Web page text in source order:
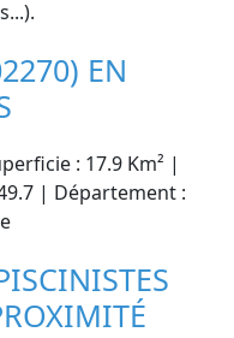
EN
: 17.9 Km² |
| Département :